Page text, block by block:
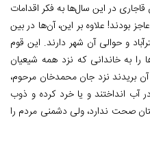
قاجاری در این سال‌ها به فکر اقدامات
بودند! علاوه بر این، آن‌ها در بین
و حوالی آن شهر دارند. این قوم
به خاندانی که نزد همه شیعیان
بریدند نزد جان محمدخان مرحوم،
انداختند و یا خرد کرده و ذوب
صحت ندارد، ولی دشمنی مردم را